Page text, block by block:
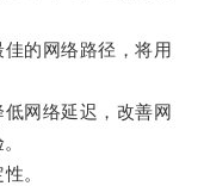
的网络路径，将用
网络延迟，改善网
。